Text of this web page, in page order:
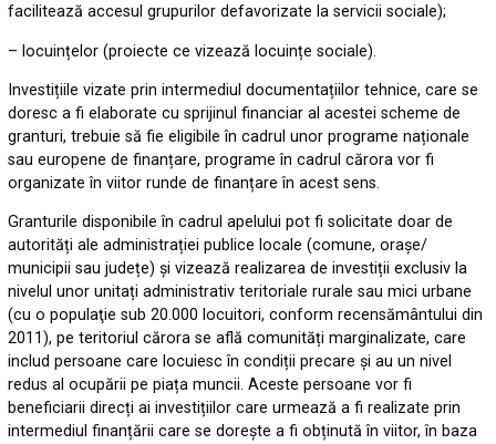
facilitează accesul grupurilor defavorizate la servicii sociale);
– locuințelor (proiecte ce vizează locuințe sociale).
Investițiile vizate prin intermediul documentațiilor tehnice, care se
doresc a fi elaborate cu sprijinul financiar al acestei scheme de
granturi, trebuie să fie eligibile în cadrul unor programe naționale
sau europene de finanțare, programe în cadrul cărora vor fi
organizate în viitor runde de finanțare în acest sens.
Granturile disponibile în cadrul apelului pot fi solicitate doar de
autorități ale administrației publice locale (comune, orașe/
municipii sau județe) și vizează realizarea de investiții exclusiv la
nivelul unor unitați administrativ teritoriale rurale sau mici urbane
(cu o populaţie sub 20.000 locuitori, conform recensământului din
2011), pe teritoriul cărora se află comunități marginalizate, care
includ persoane care locuiesc în condiții precare și au un nivel
redus al ocupării pe piața muncii. Aceste persoane vor fi
beneficiarii direcți ai investițiilor care urmează a fi realizate prin
intermediul finanțării care se dorește a fi obținută în viitor, în baza